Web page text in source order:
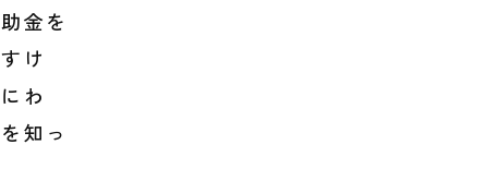
金を
け
わ
知っ